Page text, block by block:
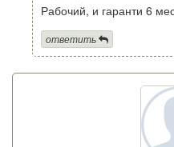
Рабочий, и гаранти 6
ответить